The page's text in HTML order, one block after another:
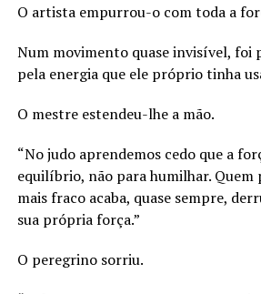
O artista empurrou-o com toda a
Num movimento quase invisível, foi
pela energia que ele próprio tinha
O mestre estendeu-lhe a mão.
“No judo aprendemos cedo que a
equilíbrio, não para humilhar. Quem
mais fraco acaba, quase sempre,
sua própria força.”
O peregrino sorriu.